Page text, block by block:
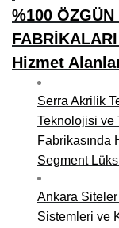
%100
Hizmet
Serra Akrilik
Teknolojisi ve
Fabrikasında
Segment
Ankara
Sistemleri ve